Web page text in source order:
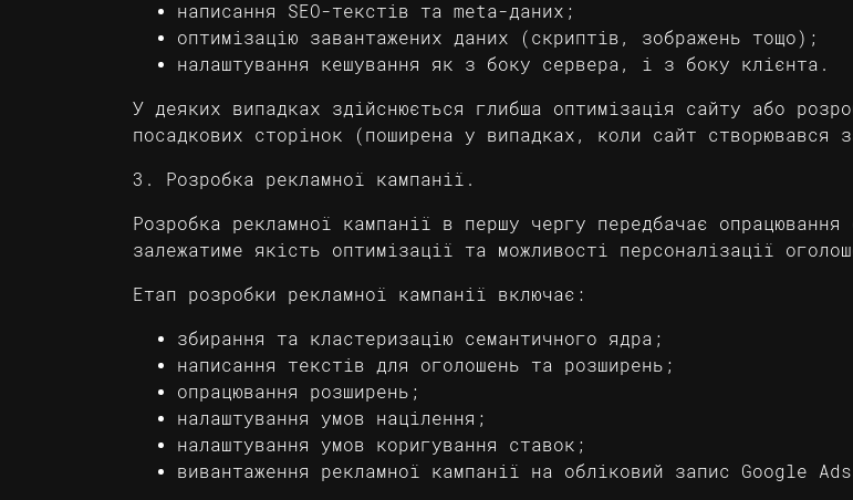
написання SEO-текстів та meta-даних;
оптимізацію завантажених даних (скриптів, зображень тощо);
налаштування кешування як з боку сервера, і з боку клієнта.
У деяких випадках здійснюється глибша оптимізація сайту або
посадкових сторінок (поширена у випадках, коли сайт створювався
3. Розробка рекламної кампанії.
Розробка рекламної кампанії в першу чергу передбачає
залежатиме якість оптимізації та можливості персоналізації
Етап розробки рекламної кампанії включає:
збирання та кластеризацію семантичного ядра;
написання текстів для оголошень та розширень;
опрацювання розширень;
налаштування умов націлення;
налаштування умов коригування ставок;
вивантаження рекламної кампанії на обліковий запис Google